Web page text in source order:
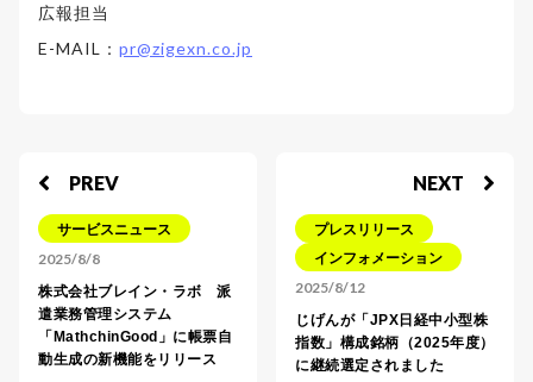
広報担当
E-MAIL： pr@zigexn.co.jp
PREV
サービスニュース
2025/8/8
株式会社ブレイン・ラボ 派
遣業務管理システム
「MathchinGood」に帳票自
動生成の新機能をリリース
NEXT
プレスリリース
インフォメーション
2025/8/12
じげんが「JPX日経中小型株
指数」構成銘柄（2025年度）
に継続選定されました